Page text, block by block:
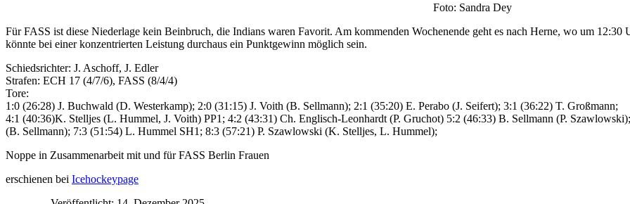
Foto: Sandra Dey
Für FASS ist diese Niederlage kein Beinbruch, die Indians waren Favorit. Am kommenden Wochenende geht es nach Herne, wo um
könnte bei einer konzentrierten Leistung durchaus ein Punktgewinn möglich sein.
Schiedsrichter: J. Aschoff, J. Edler
Strafen: ECH 17 (4/7/6), FASS (8/4/4)
Tore:
1:0 (26:28) J. Buchwald (D. Westerkamp); 2:0 (31:15) J. Voith (B. Sellmann); 2:1 (35:20) E. Perabo (J. Seifert); 3:1 (36:22) T. Großmann;
4:1 (40:36)K. Stelljes (L. Hummel, J. Voith) PP1; 4:2 (43:31) Ch. Englisch-Leonhardt (P. Gruchot) 5:2 (46:33) B. Sellmann (P.
(B. Sellmann); 7:3 (51:54) L. Hummel SH1; 8:3 (57:21) P. Szawlowski (K. Stelljes, L. Hummel);
Noppe in Zusammenarbeit mit und für FASS Berlin Frauen
erschienen bei Icehockeypage